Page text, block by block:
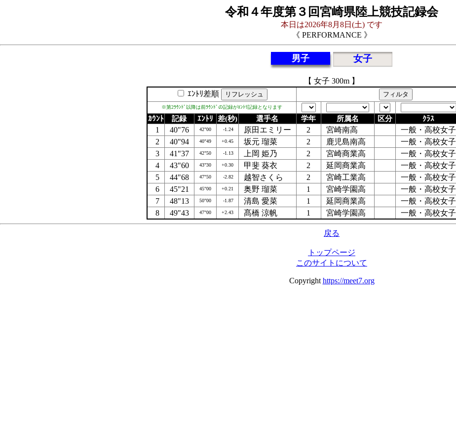
令和４年度第３回宮崎県陸上競技記録会
本日は2026年8月8日(土) です
《 PERFORMANCE 》
男子 女子
【 女子 300m 】
ｴﾝﾄﾘ差順
※第2ﾗｳﾝﾄﾞ以降は前ﾗｳﾝﾄﾞの記録がｴﾝﾄﾘ記録となります
ｶｳﾝﾄ 記録 ｴﾝﾄﾘ 差(秒) 選手名 学年 所属名 区分 ｸﾗｽ
1 40"76 42"00 -1.24 原田エミリー 2 宮崎南高 一般・高校女子
2
40"94 40"49 +0.45 坂元 瑠菜 2 鹿児島南高 一般・高校女子
3
41"37 42"50 -1.13 上岡 姫乃 2 宮崎商業高 一般・高校女子
4
43"60 43"30 +0.30 甲斐 葵衣 2 延岡商業高 一般・高校女子
5
44"68 47"50 -2.82 越智さくら 2 宮崎工業高 一般・高校女子
6
45"21 45"00 +0.21 奥野 瑠菜 1 宮崎学園高 一般・高校女子
7
48"13 50"00 -1.87 清島 愛菜 1 延岡商業高 一般・高校女子
8
49"43 47"00 +2.43 髙橋 涼帆 1 宮崎学園高 一般・高校女子
戻る
トップページ
このサイトについて
Copyright https://meet7.org